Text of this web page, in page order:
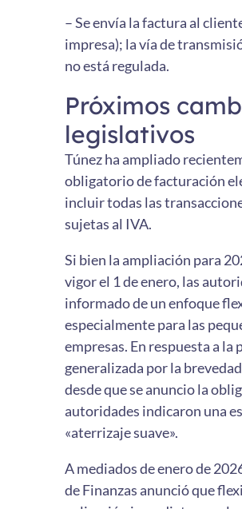
– Se envía la factura al
impresa); la vía de
no está regulada.
Próximos
legislativos
Túnez ha ampliado
obligatorio de facturación
incluir todas las
sujetas al IVA.
Si bien la ampliación para
vigor el 1 de enero, las
informado de un enfoque
especialmente para las
empresas. En respuesta a la
generalizada por la
desde que se anuncio la
autoridades indicaron una
«aterrizaje suave».
A mediados de enero de
de Finanzas anunció que